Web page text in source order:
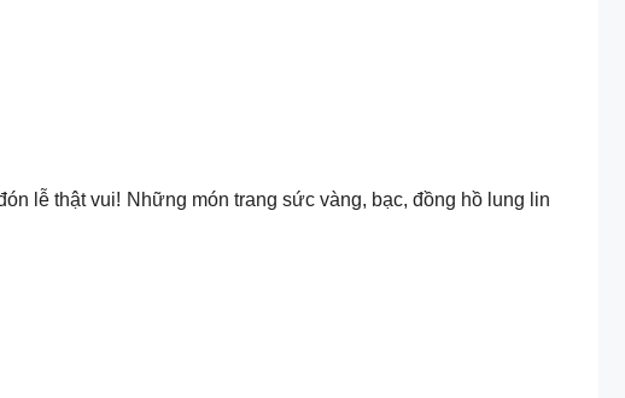
lễ thật vui! Những món trang sức vàng, bạc, đồng hồ lung lin